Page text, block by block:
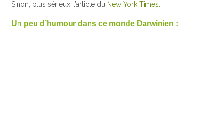
Sinon, plus sérieux, l’article du New York Times.
Un peu d’humour dans ce monde Darwinien :